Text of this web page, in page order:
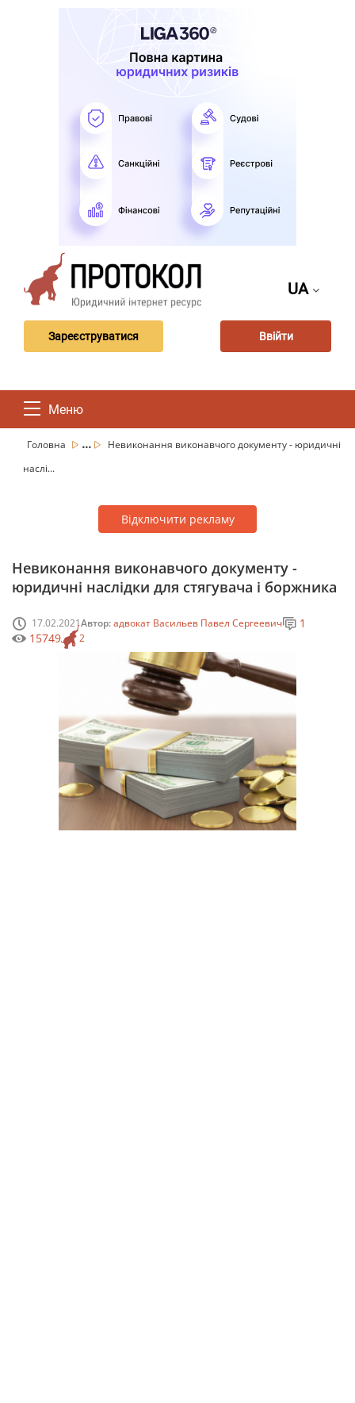
UA
Зареєструватися Ввійти
Меню
Головна ...
Невиконання виконавчого документу - юридичні
наслі...
Відключити рекламу
Невиконання виконавчого документу -
юридичні наслідки для стягувача і боржника
17.02.2021Автор:адвокат Васильев Павел Сергеевич
2
1
15749